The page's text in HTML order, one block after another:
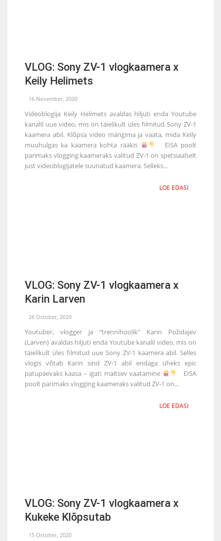
VLOG: Sony ZV-1 vlogkaamera x
Keily Helimets
16 November, 2020
Videoblogija Keily Helimets avaldas hiljuti enda Youtube
kanalil uue video, mis on täielikult üles filmitud Sony ZV-1
kaamera abil. Klõpsa video mängima ja vaata, mida Keily
muuhulgas ka kaamera kohta rääkis
EISA poolt
parimaks vlogging kaameraks valitud ZV-1 on spetsiaalselt
just videoblogijatele suunatud kaamera. Selleks...
LOE EDASI
VLOG: Sony ZV-1 vlogkaamera x
Karin Larven
26 October, 2020
Youtuber, vlogger ja “trennihoolik” Karin Požidajev
(Larven) avaldas hiljuti enda Youtube kanalil video, mis on
täielikult üles filmitud uue Sony ZV-1 kaamera abil. Selles
vlogis võtab Karin sind ZV-1 abil endaga üheks epic
patupäevaks kaasa – igati maitsev vaatamine
EISA
poolt parimaks vlogging kaameraks valitud ZV-1 on...
LOE EDASI
VLOG: Sony ZV-1 vlogkaamera x
Kukeke Klõpsutab
15 October, 2020